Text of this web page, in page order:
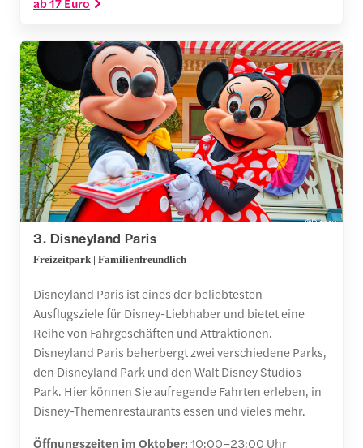
3. Disneyland Paris
Freizeitpark | Familienfreundlich
Disneyland Paris ist eines der beliebtesten
Ausflugsziele für Disney-Liebhaber und bietet eine
Reihe von Fahrgeschäften und Attraktionen.
Disneyland Paris beherbergt zwei verschiedene Parks,
den Disneyland Park und den Walt Disney Studios
Park. Hier können Sie aufregende Fahrten erleben, in
Disney-Themenrestaurants essen und vieles mehr.
Öffnungszeiten im Oktober:10:00–23:00 Uhr